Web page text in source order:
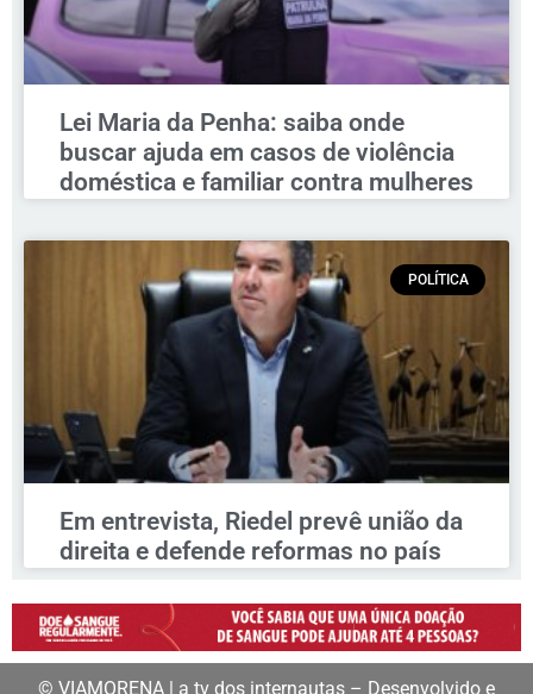
Lei Maria da Penha: saiba onde
buscar ajuda em casos de violência
doméstica e familiar contra mulheres
POLÍTICA
Em entrevista, Riedel prevê união da
direita e defende reformas no país
© VIAMORENA | a tv dos internautas – Desenvolvido e